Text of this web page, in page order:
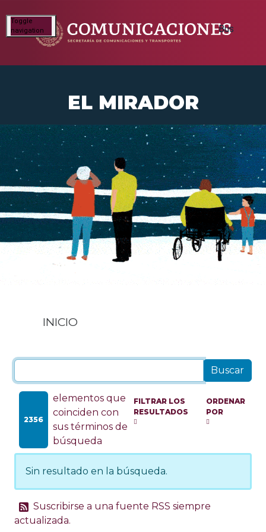
Toggle
navigation
EL MIRADOR
INICIO
2356
elementos que
coinciden con
sus términos de
búsqueda
FILTRAR LOS
RESULTADOS
ORDENAR
POR
Sin resultado en la búsqueda.
Suscribirse a una fuente RSS siempre
actualizada.